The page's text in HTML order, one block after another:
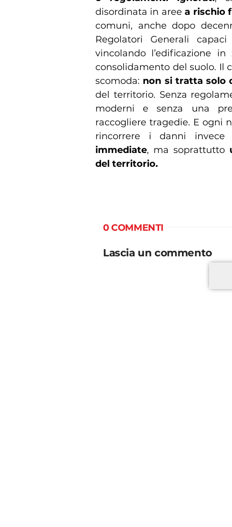
disordinata in areea rischio
comuni, anche dopo
Regolatori Generali
vincolando l’edificazione
consolidamento del suolo. Il
scomoda: non si tratta solo
del territorio. Senza
moderni e senza una
raccogliere tragedie. E ogni
rincorrere i danni
immediate, ma soprattutto
del territorio.
0 COMMENTI
Lascia un commento